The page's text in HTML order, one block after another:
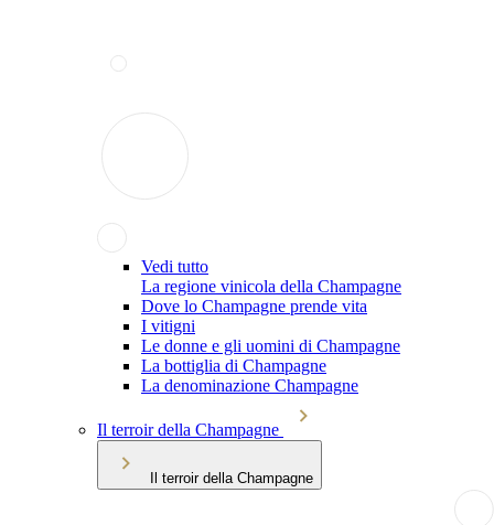
Vedi tutto
La regione vinicola della Champagne
Dove lo Champagne prende vita
I vitigni
Le donne e gli uomini di Champagne
La bottiglia di Champagne
La denominazione Champagne
Il terroir della Champagne
Il terroir della Champagne